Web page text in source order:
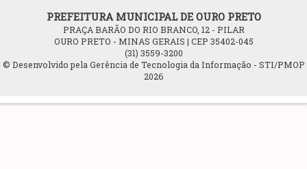
PREFEITURA MUNICIPAL DE OURO PRETO
PRAÇA BARÃO DO RIO BRANCO, 12 - PILAR
OURO PRETO - MINAS GERAIS | CEP 35402-045
(31) 3559-3200
© Desenvolvido pela Gerência de Tecnologia da Informação - STI/PMOP
2026